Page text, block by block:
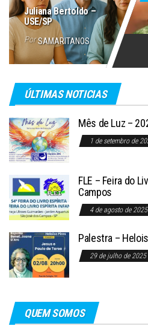
Juliana Bertoldo –
USE/SP
Por SAMARITANOS
ÚLTIMAS NOTICIAS
Mês de Luz –
1 de setembro de
FLE – Feira do
Campos
4 de agosto de 2025
Palestra –
29 de julho de 2025
QUEM SOMOS